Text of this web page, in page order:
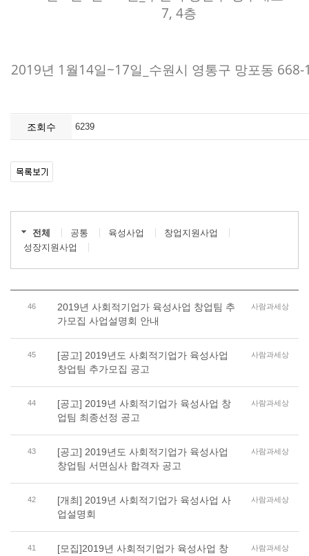
7, 4층
2019년 1월14일~17일_수원시 영통구 망포동 668-
조회수 6239
전체 공통 육성사업
창업지원사업
성장지원사업
46
2019년 사회적기업가 육성사업 창업팀 추
가모집 사업설명회 안내
사람과세상
45
[공고] 2019년도 사회적기업가 육성사업
창업팀 추가모집 공고
사람과세상
44
[공고] 2019년 사회적기업가 육성사업 창
업팀 최종선정 공고
사람과세상
43
[공고] 2019년도 사회적기업가 육성사업
창업팀 서면심사 합격자 공고
사람과세상
42
[개최] 2019년 사회적기업가 육성사업 사
업설명회
사람과세상
41
[모집]2019년 사회적기업가 육성사업 창
사람과세상